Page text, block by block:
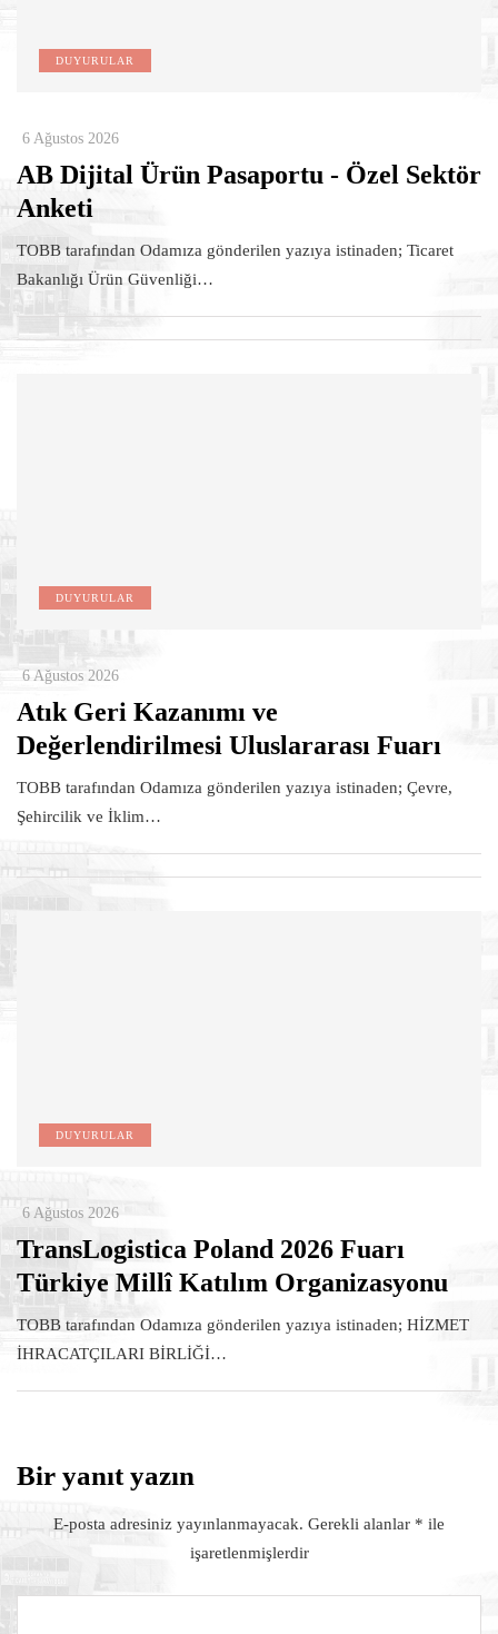
DUYURULAR
6 Ağustos 2026
AB Dijital Ürün Pasaportu - Özel Sektör
Anketi
TOBB tarafından Odamıza gönderilen yazıya istinaden; Ticaret
Bakanlığı Ürün Güvenliği…
DUYURULAR
6 Ağustos 2026
Atık Geri Kazanımı ve
Değerlendirilmesi Uluslararası Fuarı
TOBB tarafından Odamıza gönderilen yazıya istinaden; Çevre,
Şehircilik ve İklim…
DUYURULAR
6 Ağustos 2026
TransLogistica Poland 2026 Fuarı
Türkiye Millî Katılım Organizasyonu
TOBB tarafından Odamıza gönderilen yazıya istinaden; HİZMET
İHRACATÇILARI BİRLİĞİ…
Bir yanıt yazın
E-posta adresiniz yayınlanmayacak. Gerekli alanlar * ile
işaretlenmişlerdir